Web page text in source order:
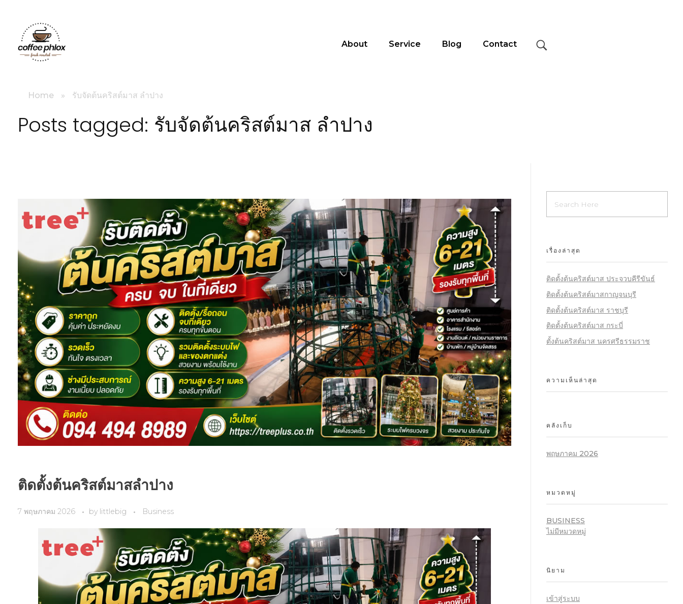
About Service Blog Contact
Home » รับจัดต้นคริสต์มาส ลำปาง
Posts tagged: รับจัดต้นคริสต์มาส ลำปาง
ติดตั้งต้นคริสต์มาสลำปาง
7 พฤษภาคม 2026 by littlebig Business
เรื่องล่าสุด
ติดตั้งต้นคริสต์มาส ประจวบคีรีขันธ์
ติดตั้งต้นคริสต์มาสกาญจนบุรี
ติดตั้งต้นคริสต์มาส ราชบุรี
ติดตั้งต้นคริสต์มาส กระบี่
ตั้งต้นคริสต์มาส นครศรีธรรมราช
ความเห็นล่าสุด
คลังเก็บ
พฤษภาคม 2026
หมวดหมู่
BUSINESS
ไม่มีหมวดหมู่
นิยาม
เข้าสู่ระบบ